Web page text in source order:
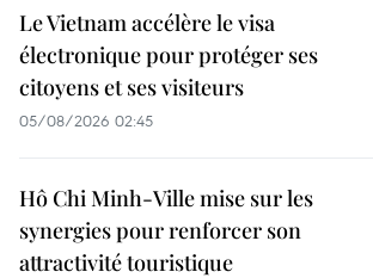
Le Vietnam accélère le visa
électronique pour protéger ses
citoyens et ses visiteurs
05/08/2026 02:45
Hô Chi Minh-Ville mise sur les
synergies pour renforcer son
attractivité touristique